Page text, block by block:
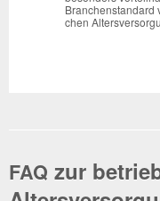
chen
FAQ zur